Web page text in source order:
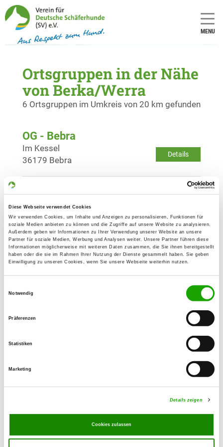
Diese Webseite verwendet Cookies
Wir verwenden Cookies, um Inhalte und Anzeigen zu personalisieren, Funktionen für
soziale Medien anbieten zu können und die Zugriffe auf unsere Website zu analysieren.
Außerdem geben wir Informationen zu Ihrer Verwendung unserer Website an unsere
Partner für soziale Medien, Werbung und Analysen weiter. Unsere Partner führen diese
Informationen möglicherweise mit weiteren Daten zusammen, die Sie ihnen bereitgestellt
haben oder die sie im Rahmen Ihrer Nutzung der Dienste gesammelt haben. Sie geben
Einwilligung zu unseren Cookies, wenn Sie unsere Webseite weiterhin nutzen.
Notwendig
Präferenzen
Statistiken
Marketing
Details zeigen
Cookies zulassen
MENU
Ortsgruppen in der Nähe
von Berka/Werra
6 Ortsgruppen im Umkreis von 20 km gefunden
OG - Bebra
Details
Im Kessel
36179 Bebra
OG - Heringen/Werra
Am Steinberg
36266 Heringen
OG - Nentershausen
Kasseler Straße
Details
Steinmühlenweg 1
Am Sportplatz
36208 Wildeck-Hönebach
OG - Eisenach
Details
99817 Eisenach